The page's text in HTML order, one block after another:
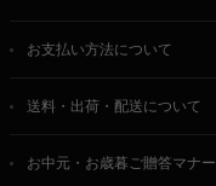
お支払い方法について
送料・出荷・配送について
お中元・お歳暮ご贈答マナー